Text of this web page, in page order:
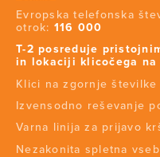
Evropska telefonska
otrok: 116 000
T-2 posreduje
in lokaciji klicočega
Klici na zgornje številke
Izvensodno reševanje
Varna linija za prijavo
Nezakonita spletna